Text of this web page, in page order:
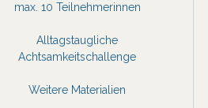
max. 10 Teilnehmerinnen
Alltagstaugliche
Achtsamkeitschallenge
Weitere Materialien